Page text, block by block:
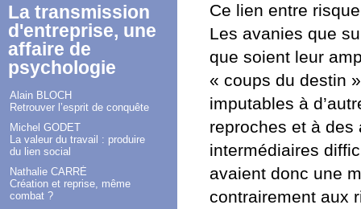
La transmission
d'entreprise, une
affaire de
psychologie
Alain BLOCH
Retrouver l’esprit de conquête
Michel GODET
La valeur du travail : produire
du lien social
Nathalie CARRÉ
Création et reprise, même
combat ?
Ce lien entre
Les avanies que
que soient leur
« coups du destin
imputables à
reproches et à
intermédiaires
avaient donc une
contrairement aux